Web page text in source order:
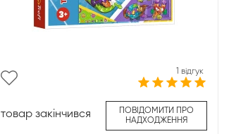
1 відгук
товар закінчився
ПОВІДОМИТИ ПРО
НАДХОДЖЕННЯ